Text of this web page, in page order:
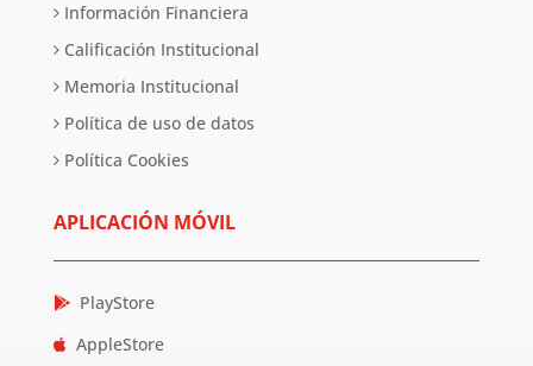
Información Financiera
Calificación Institucional
Memoria Institucional
Política de uso de datos
Política Cookies
APLICACIÓN MÓVIL
PlayStore
AppleStore